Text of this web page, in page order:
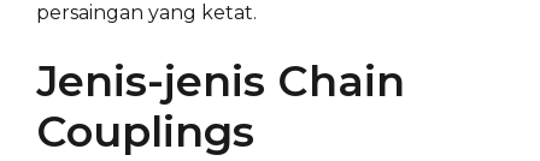
persaingan yang ketat.
Jenis-jenis Chain
Couplings